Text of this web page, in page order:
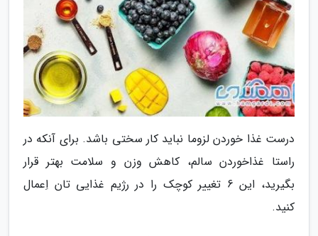
درست غذا خوردن لزوما نباید کار سختی باشد. برای آنکه در
راستا غذاخوردن سالم، کاهش وزن و سلامت بهتر قرار
بگیرید، این 6 تغییر کوچک را در رژیم غذایی تان اِعمال
کنید.